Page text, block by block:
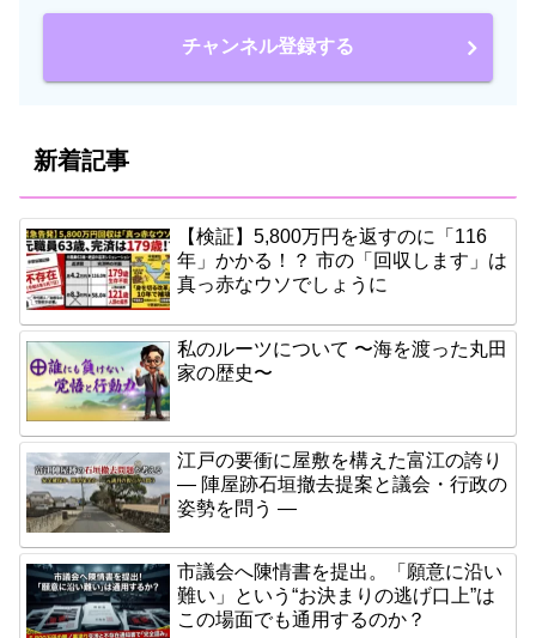
チャンネル登録する
新着記事
【検証】5,800万円を返すのに「116
年」かかる！？ 市の「回収します」は
真っ赤なウソでしょうに
私のルーツについて 〜海を渡った丸田
家の歴史〜
江戸の要衝に屋敷を構えた富江の誇り
― 陣屋跡石垣撤去提案と議会・行政の
姿勢を問う ―
市議会へ陳情書を提出。「願意に沿い
難い」という“お決まりの逃げ口上”は
この場面でも通用するのか？